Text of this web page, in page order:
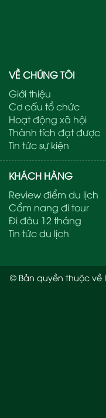
VỀ CHÚNG TÔI
Giới thiệu
Cơ cấu tổ chức
Hoạt động xã hội
Thành tích đạt được
Tin tức sự kiện
KHÁCH HÀNG
Review điểm du lịch
Cẩm nang đi tour
Đi đâu 12 tháng
Tin tức du lịch
© Bản quyền thuộc về